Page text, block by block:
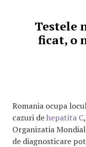
Testele
ficat, o
Romania ocupa
cazuri dehepatita C
Organizatia
de diagnosticare